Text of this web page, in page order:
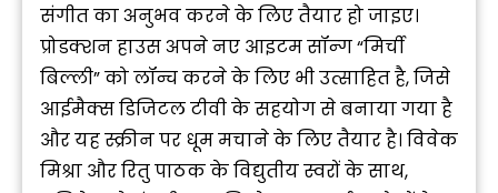
संगीत का अनुभव करने के लिए तैयार हो जाइए।
प्रोडक्शन हाउस अपने नए आइटम सॉन्ग “मिर्ची
बिल्ली” को लॉन्च करने के लिए भी उत्साहित है, जिसे
आईमैक्स डिजिटल टीवी के सहयोग से बनाया गया है
और यह स्क्रीन पर धूम मचाने के लिए तैयार है। विवेक
मिश्रा और रितु पाठक के विद्युतीय स्वरों के साथ,